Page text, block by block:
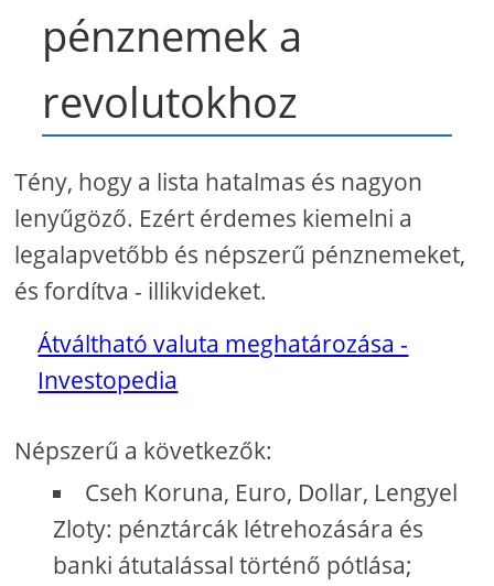
pénznemek a
revolutokhoz
Tény, hogy a lista hatalmas és nagyon
lenyűgöző. Ezért érdemes kiemelni a
legalapvetőbb és népszerű pénznemeket,
és fordítva - illikvideket.
Átváltható valuta meghatározása -
Investopedia
Népszerű a következők:
Cseh Koruna, Euro, Dollar, Lengyel
Zloty: pénztárcák létrehozására és
banki átutalással történő pótlása;